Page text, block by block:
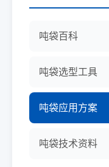
吨袋百科
吨袋选型工具
吨袋应用方案
吨袋技术资料